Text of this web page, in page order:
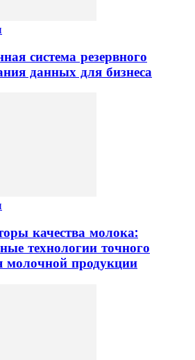
система резервного
данных для бизнеса
качества молока:
технологии точного
молочной продукции